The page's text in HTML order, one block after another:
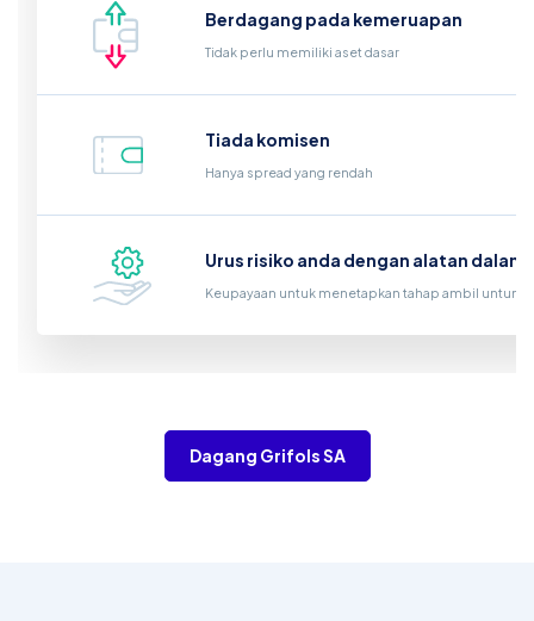
Berdagang pada kemeruapan
Tidak perlu memiliki aset dasar
Tiada komisen
Hanya spread yang rendah
Urus risiko anda dengan alatan
Keupayaan untuk menetapkan tahap ambil untung
Dagang Grifols SA